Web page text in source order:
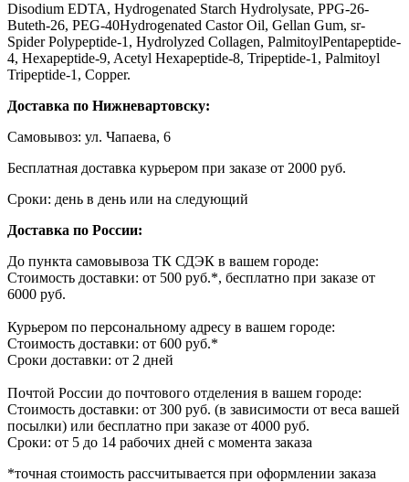
Disodium EDTA, Hydrogenated Starch Hydrolysate, PPG-26-
Buteth-26, PEG-40Hydrogenated Castor Oil, Gellan Gum, sr-
Spider Polypeptide-1, Hydrolyzed Collagen, PalmitoylPentapeptide-
4, Hexapeptide-9, Acetyl Hexapeptide-8, Tripeptide-1, Palmitoyl
Tripeptide-1, Copper.
Доставка по Нижневартовску:
Самовывоз: ул. Чапаева, 6
Бесплатная доставка курьером при заказе от 2000 руб.
Сроки: день в день или на следующий
Доставка по России:
До пункта самовывоза ТК СДЭК в вашем городе:
Стоимость доставки: от 500 руб.*, бесплатно при заказе от
6000 руб.
Курьером по персональному адресу в вашем городе:
Стоимость доставки: от 600 руб.*
Сроки доставки: от 2 дней
Почтой России до почтового отделения в вашем городе:
Стоимость доставки: от 300 руб. (в зависимости от веса вашей
посылки) или бесплатно при заказе от 4000 руб.
Сроки: от 5 до 14 рабочих дней с момента заказа
*точная стоимость рассчитывается при оформлении заказа